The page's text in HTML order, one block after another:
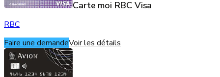
Carte moi RBC Visa
RBC
Faire une demandeVoir les détails